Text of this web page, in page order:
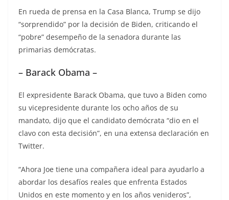
En rueda de prensa en la Casa Blanca, Trump se dijo
“sorprendido” por la decisión de Biden, criticando el
“pobre” desempeño de la senadora durante las
primarias demócratas.
– Barack Obama –
El expresidente Barack Obama, que tuvo a Biden como
su vicepresidente durante los ocho años de su
mandato, dijo que el candidato demócrata “dio en el
clavo con esta decisión”, en una extensa declaración en
Twitter.
“Ahora Joe tiene una compañera ideal para ayudarlo a
abordar los desafíos reales que enfrenta Estados
Unidos en este momento y en los años venideros”,